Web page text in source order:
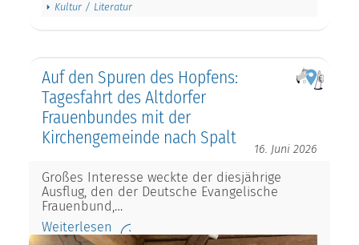
Kultur / Literatur
Auf den Spuren des Hopfens:
Tagesfahrt des Altdorfer
Frauenbundes mit der
Kirchengemeinde nach Spalt
16. Juni 2026
Großes Interesse weckte der diesjährige
Ausflug, den der Deutsche Evangelische
Frauenbund,…
Weiterlesen